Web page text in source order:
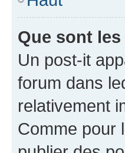
Que sont
Un post-it
forum dans
relativement
Comme pour